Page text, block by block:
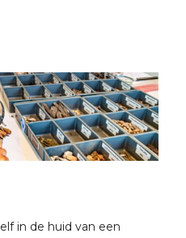
in de huid van een